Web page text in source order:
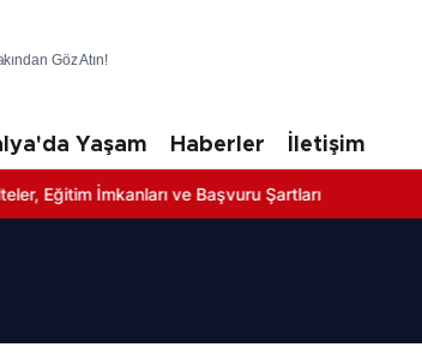
Göz Atın!
Yaşam Haberler İletişim
İmkanları ve Başvuru Şartları